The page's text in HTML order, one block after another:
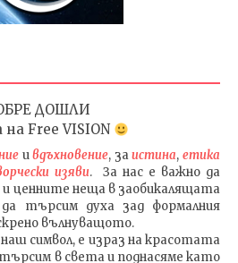
ДОШЛИ
на Free VISION
ивдъхновение, заистина, етика
ески изяви. За нас е важно да
ценните неща в заобикалящата
търсим духа зад формалния
вълнуващото.
символ, е израз на красотата
в света и поднасяме като